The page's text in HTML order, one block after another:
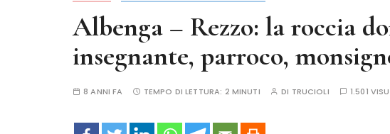
Albenga – Rezzo: la roccia
insegnante, parroco,
8 ANNI FA TEMPO DI LETTURA: 2 MINUTI DI TRUCIOLI 1.501